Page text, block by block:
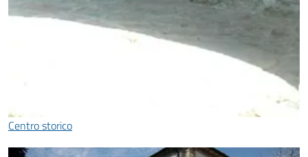
Centro storico